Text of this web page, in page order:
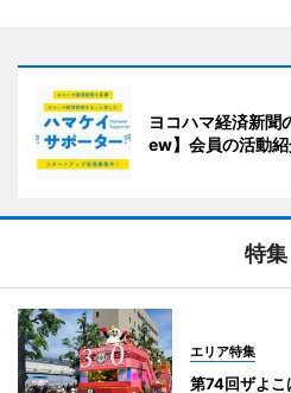
ヨコハマ経済新
ew】会員の活動
特集
エリア特集
第74回ザよ